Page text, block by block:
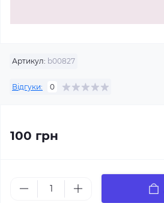
Артикул: b00827
Відгуки: 0
100 грн